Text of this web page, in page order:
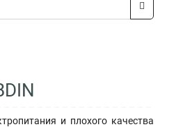
и плохого качества